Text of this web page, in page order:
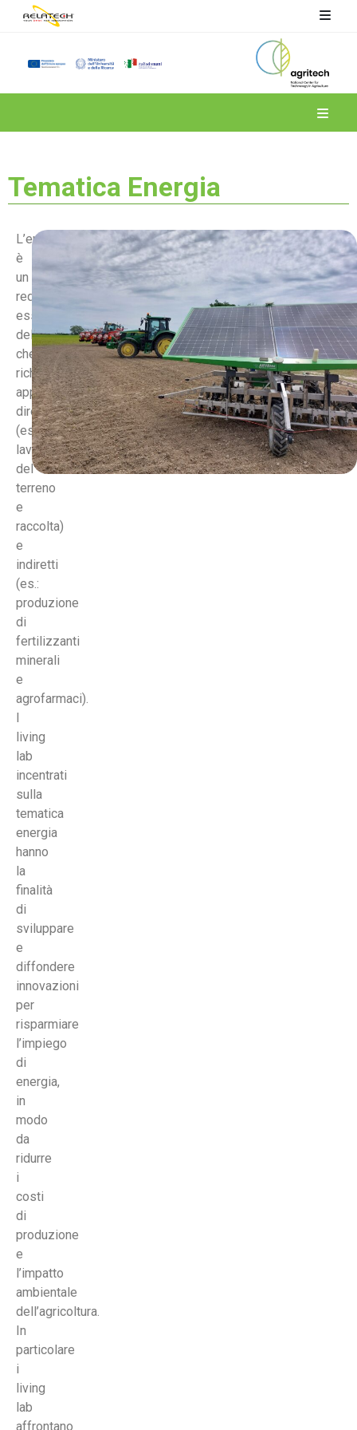
Tematica Energia
L’energia
è
un
requisito
essenziale
dell’agricoltura
che
richiede
apporti
diretti
(es.:
lavorazioni
del
terreno
e
raccolta)
e
indiretti
(es.:
produzione
di
fertilizzanti
minerali
e
agrofarmaci).
living
lab
incentrati
sulla
tematica
energia
hanno
la
finalità
di
sviluppare
e
diffondere
innovazioni
per
risparmiare
l’impiego
di
energia,
in
modo
da
ridurre
i
costi
di
produzione
e
l’impatto
ambientale
dell’agricoltura.
In
particolare
i
living
lab
affrontano